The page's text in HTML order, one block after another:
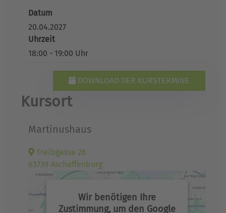
Datum
20.04.2027
Uhrzeit
18:00 - 19:00 Uhr
DOWNLOAD DER KURSTERMINE
Kursort
Martinushaus
Treibgasse 26
63739 Aschaffenburg
Wir benötigen Ihre
Zustimmung, um den Google